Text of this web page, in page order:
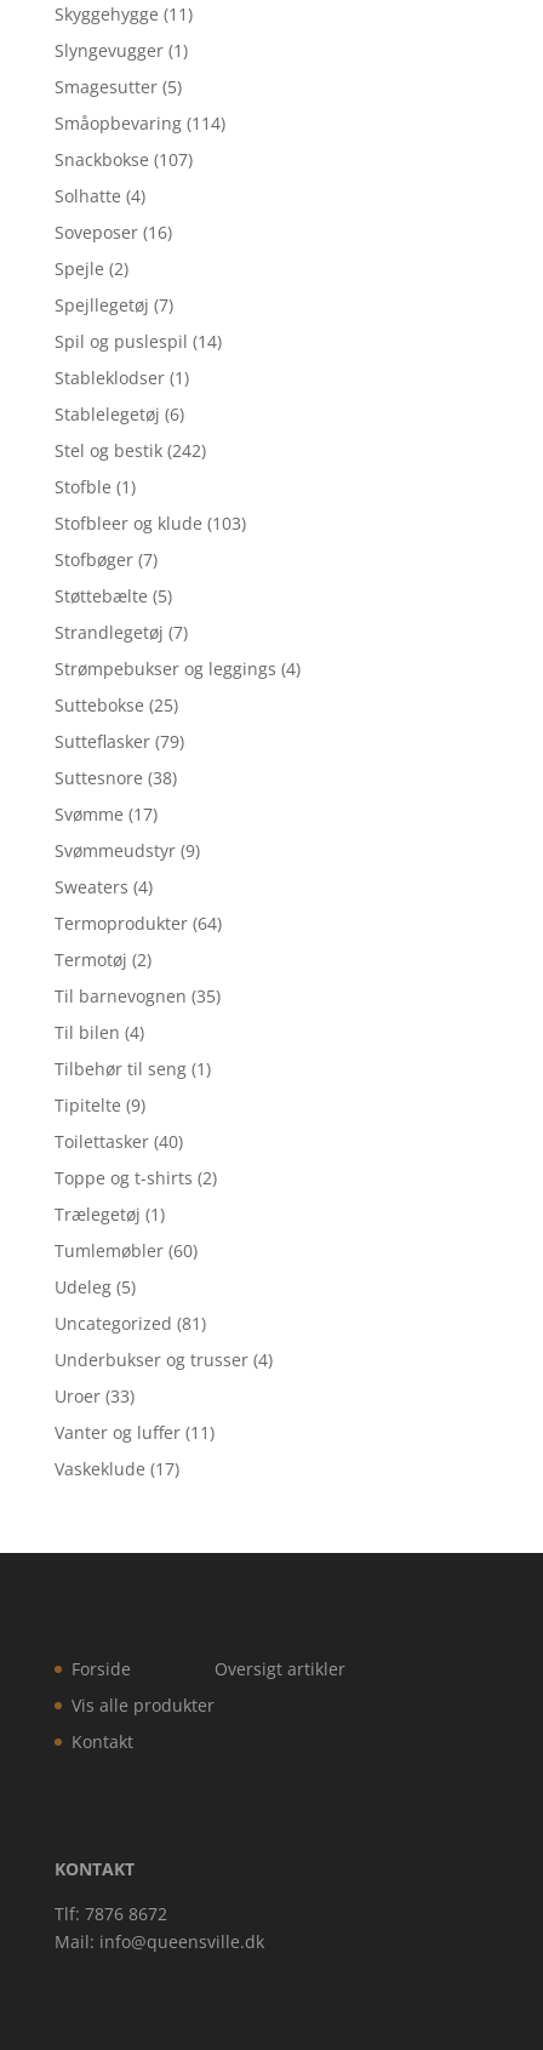
Skyggehygge (11)
Slyngevugger (1)
Smagesutter (5)
Småopbevaring (114)
Snackbokse (107)
Solhatte (4)
Soveposer (16)
Spejle (2)
Spejllegetøj (7)
Spil og puslespil (14)
Stableklodser (1)
Stablelegetøj (6)
Stel og bestik (242)
Stofble (1)
Stofbleer og klude (103)
Stofbøger (7)
Støttebælte (5)
Strandlegetøj (7)
Strømpebukser og leggings (4)
Suttebokse (25)
Sutteflasker (79)
Suttesnore (38)
Svømme (17)
Svømmeudstyr (9)
Sweaters (4)
Termoprodukter (64)
Termotøj (2)
Til barnevognen (35)
Til bilen (4)
Tilbehør til seng (1)
Tipitelte (9)
Toilettasker (40)
Toppe og t-shirts (2)
Trælegetøj (1)
Tumlemøbler (60)
Udeleg (5)
Uncategorized (81)
Underbukser og trusser (4)
Uroer (33)
Vanter og luffer (11)
Vaskeklude (17)
Forside
Vis alle produkter
Kontakt
Oversigt artikler
KONTAKT
Tlf: 7876 8672
Mail: info@queensville.dk